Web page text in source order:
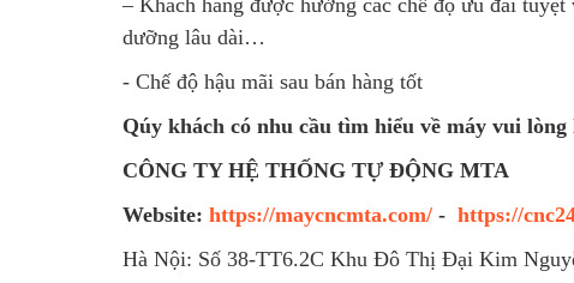
dưỡng lâu dài…
- Chế độ hậu mãi sau bán hàng tốt
Qúy khách có nhu cầu tìm hiểu về máy vui lòng
CÔNG TY HỆ THỐNG TỰ ĐỘNG MTA
Website: https://maycncmta.com/ - https://
Hà Nội: Số 38-TT6.2C Khu Đô Thị Đại Kim